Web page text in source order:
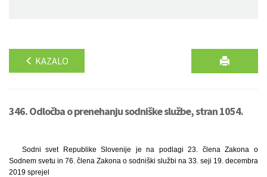
KAZALO
346. Odločba o prenehanju sodniške službe, stran 1054.
Sodni svet Republike Slovenije je na podlagi 23. člena Zakona o
Sodnem svetu in 76. člena Zakona o sodniški službi na 33. seji 19. decembra
2019 sprejel